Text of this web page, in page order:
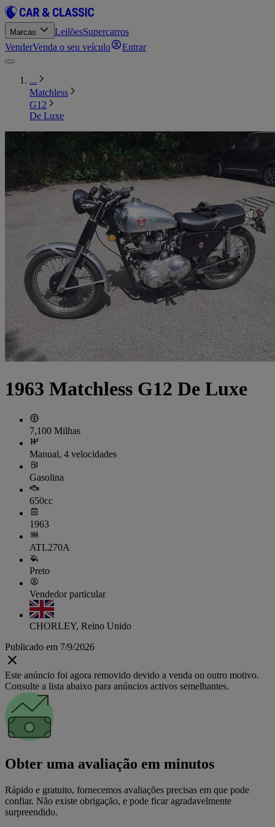
Marcas LeilõesSupercarros
VenderVenda o seu veículo Entrar
...
Matchless
G12
De Luxe
1963 Matchless G12 De Luxe
7,100 Milhas
Manual, 4 velocidades
Gasolina
650cc
1963
ATL270A
Preto
Vendedor particular
CHORLEY, Reino Unido
Publicado em 7/9/2026
Este anúncio foi agora removido devido a venda ou outro motivo.
Consulte a lista abaixo para anúncios activos semelhantes.
Obter uma avaliação em minutos
Rápido e gratuito, fornecemos avaliações precisas em que pode
confiar. Não existe obrigação, e pode ficar agradavelmente
surpreendido.